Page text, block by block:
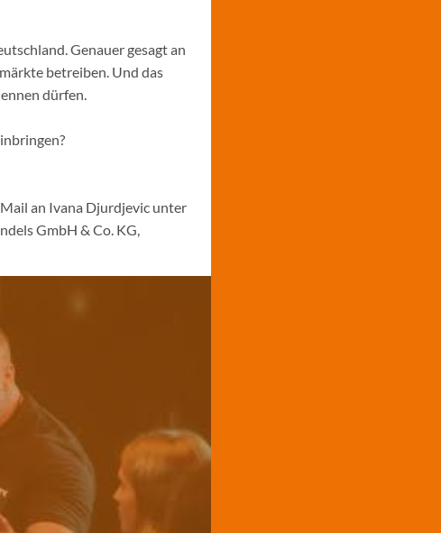
Genauer gesagt an
betreiben. Und das
dürfen.
an Ivana Djurdjevic unter
GmbH & Co. KG,